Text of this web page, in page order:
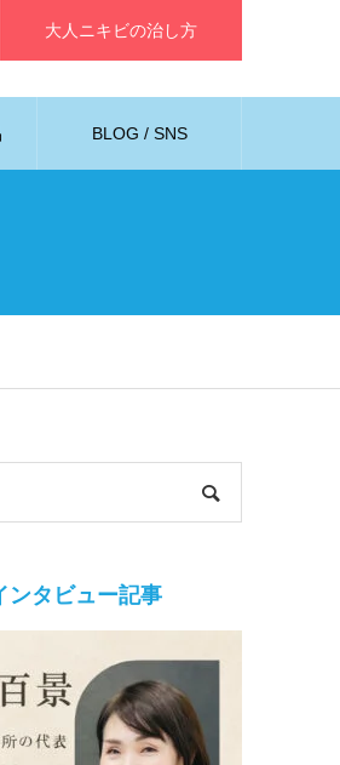
大人ニキビの治し方
BLOG / SNS
ンタビュー記事